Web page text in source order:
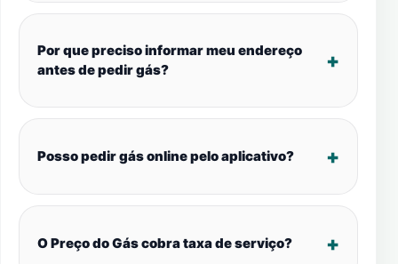
Por que preciso informar meu endereço
antes de pedir gás?
Posso pedir gás online pelo aplicativo?
O Preço do Gás cobra taxa de serviço?